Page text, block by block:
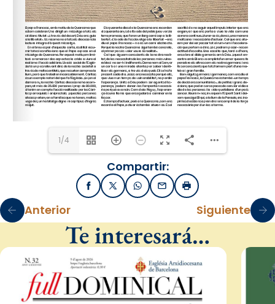
1/4
Compartir:
FacebookX / TwitterWhatsApp
EmailImprimir
Anterior Siguiente
Te interesará…